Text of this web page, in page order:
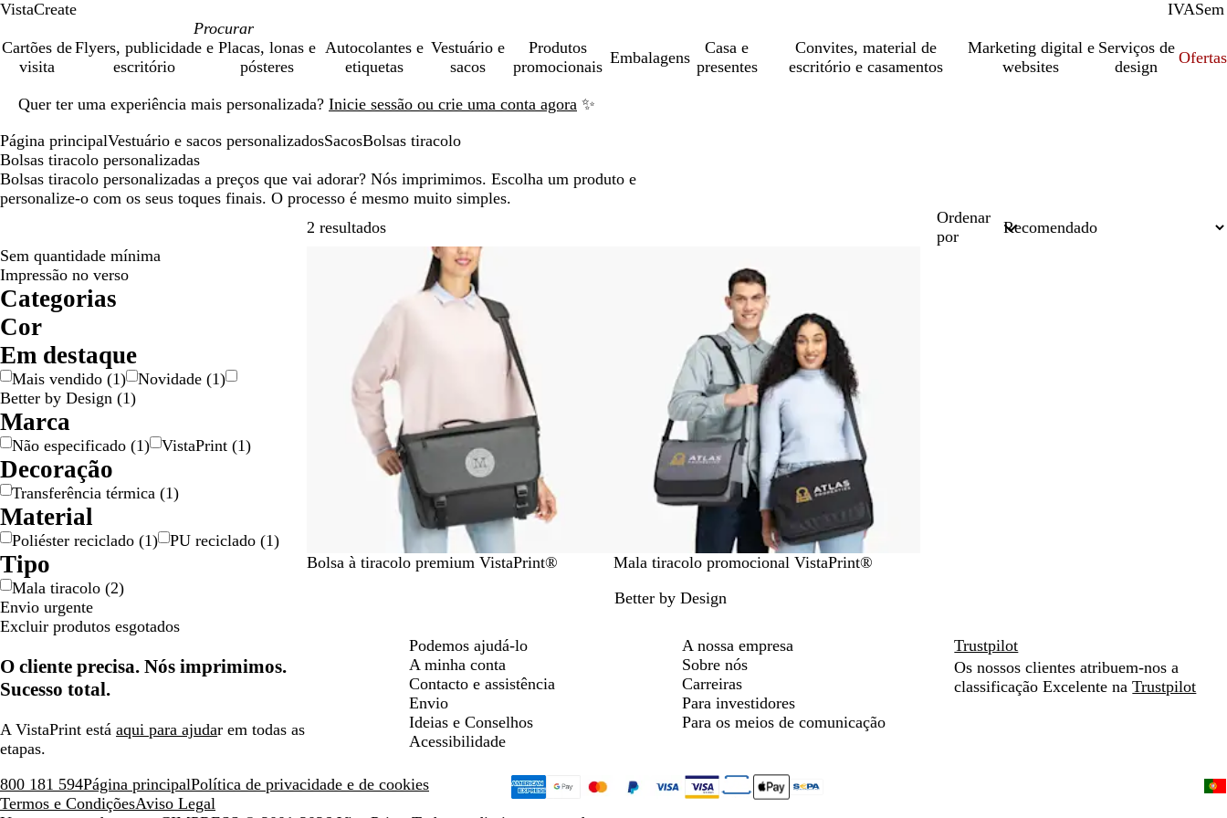
VistaCreate IVACom
Sem
Cartões de
visita
Flyers, publicidade e
escritório
Placas, lonas e
pósteres
Autocolantes e
etiquetas
Vestuário e
sacos
Produtos
promocionais
Embalagens
Casa e
presentes
Convites, material de
escritório e casamentos
Marketing digital e
websites
Serviços de
design
Ofertas
Quer ter uma experiência mais personalizada? Inicie sessão ou crie uma conta agora ✨
1
Página principalVestuário e sacos personalizadosSacosBolsas tiracolo
Bolsas tiracolo personalizadas
Bolsas tiracolo personalizadas a preços que vai adorar? Nós imprimimos. Escolha um produto e
personalize-o com os seus toques finais. O processo é mesmo muito simples.
2 resultados
Ordenar
por
Sem quantidade mínima
Impressão no verso
Categorias
Cor
A
z
u
l
C
i
n
z
e
n
t
o
P
r
e
t
o
Em destaque
Mais vendido (1) Novidade (1)
Better by Design (1)
Marca
Não especificado (1) VistaPrint (1)
Decoração
Transferência térmica (1)
Material
Poliéster reciclado (1) PU reciclado (1)
Tipo
Mala tiracolo (2)
Envio urgente
Excluir produtos esgotados
P
Bolsa à tiracolo premium VistaPrint®
P
e
A
u
C
n
Mala tiracolo promocional VistaPrint®
Better by Design
O cliente precisa. Nós imprimimos.
Sucesso total.
A VistaPrint está aqui para ajudar em todas as
etapas.
Podemos ajudá-lo
A minha conta
Contacto e assistência
Envio
Ideias e Conselhos
Acessibilidade
A nossa empresa
Sobre nós
Carreiras
Para investidores
Para os meios de comunicação
Trustpilot
Os nossos clientes atribuem-nos a
classificação Excelente naTrustpilot
800 181 594Página principalPolítica de privacidade e de cookies
Termos e CondiçõesAviso Legal